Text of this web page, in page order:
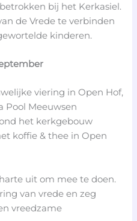
bij het Kerkasiel.
de Vrede te verbinden
kinderen.
viering in Open Hof,
Pool Meeuwsen
het kerkgebouw
koffie & thee in Open
uit om mee te doen.
van vrede en zeg
vreedzame